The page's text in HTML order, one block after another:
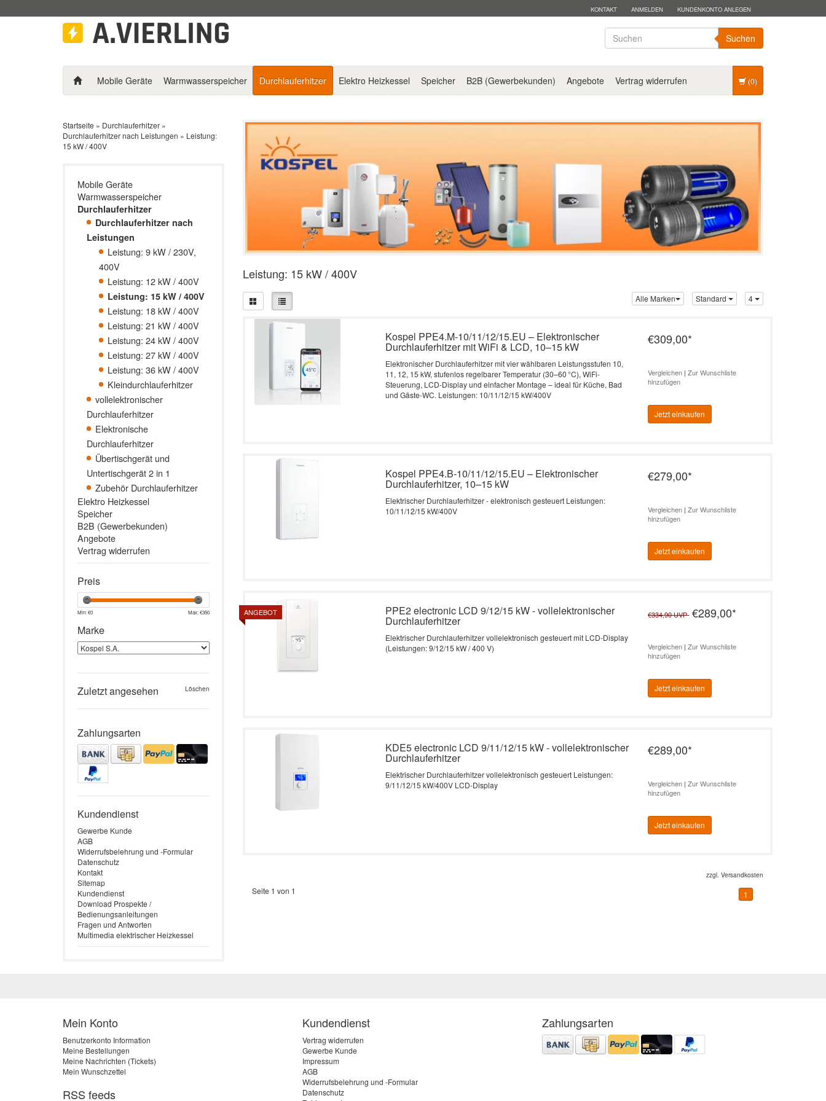
KONTAKT ANMELDEN KUNDENKONTO ANLEGEN
Suchen
Mobile Geräte Warmwasserspeicher Durchlauferhitzer Elektro Heizkessel Speicher B2B (Gewerbekunden) Angebote Vertrag widerrufen (0)
Startseite » Durchlauferhitzer »
Durchlauferhitzer nach Leistungen » Leistung:
15 kW / 400V
Mobile Geräte
Warmwasserspeicher
Durchlauferhitzer
Durchlauferhitzer nach
Leistungen
Leistung: 9 kW / 230V,
400V
Leistung: 12 kW / 400V
Leistung: 15 kW / 400V
Leistung: 18 kW / 400V
Leistung: 21 kW / 400V
Leistung: 24 kW / 400V
Leistung: 27 kW / 400V
Leistung: 36 kW / 400V
Kleindurchlauferhitzer
vollelektronischer
Durchlauferhitzer
Elektronische
Durchlauferhitzer
Übertischgerät und
Untertischgerät 2 in 1
Zubehör Durchlauferhitzer
Elektro Heizkessel
Speicher
B2B (Gewerbekunden)
Angebote
Vertrag widerrufen
Preis
Min: €0 Max: €350
Marke
Zuletzt angesehen Löschen
Zahlungsarten
Kundendienst
Gewerbe Kunde
AGB
Widerrufsbelehrung und -Formular
Datenschutz
Kontakt
Sitemap
Kundendienst
Download Prospekte /
Bedienungsanleitungen
Fragen und Antworten
Multimedia elektrischer Heizkessel
Leistung: 15 kW / 400V
Alle Marken Standard 4
Kospel PPE4.M-10/11/12/15.EU – Elektronischer
Durchlauferhitzer mit WiFi & LCD, 10–15 kW
Elektronischer Durchlauferhitzer mit vier wählbaren Leistungsstufen 10,
11, 12, 15 kW, stufenlos regelbarer Temperatur (30–60 °C), WiFi-
Steuerung, LCD-Display und einfacher Montage – ideal für Küche, Bad
und Gäste-WC. Leistungen: 10/11/12/15 kW/400V
€309,00*
Vergleichen |Zur Wunschliste
hinzufügen
Jetzt einkaufen
Kospel PPE4.B-10/11/12/15.EU – Elektronischer
Durchlauferhitzer, 10–15 kW
Elektrischer Durchlauferhitzer - elektronisch gesteuert Leistungen:
10/11/12/15 kW/400V
€279,00*
Vergleichen |Zur Wunschliste
hinzufügen
Jetzt einkaufen
ANGEBOT PPE2 electronic LCD 9/12/15 kW - vollelektronischer
Durchlauferhitzer
Elektrischer Durchlauferhitzer vollelektronisch gesteuert mit LCD-Display
(Leistungen: 9/12/15 kW / 400 V)
€334,90UVP €289,00*
Vergleichen |Zur Wunschliste
hinzufügen
Jetzt einkaufen
KDE5 electronic LCD 9/11/12/15 kW - vollelektronischer
Durchlauferhitzer
Elektrischer Durchlauferhitzer vollelektronisch gesteuert Leistungen:
9/11/12/15 kW/400V LCD-Display
€289,00*
Vergleichen |Zur Wunschliste
hinzufügen
Jetzt einkaufen
zzgl. Versandkosten
Seite 1 von 1 1
Mein Konto
Benutzerkonto Information
Meine Bestellungen
Meine Nachrichten (Tickets)
Mein Wunschzettel
RSS feeds
Kundendienst
Vertrag widerrufen
Gewerbe Kunde
Impressum
AGB
Widerrufsbelehrung und -Formular
Datenschutz
Zahlungsarten